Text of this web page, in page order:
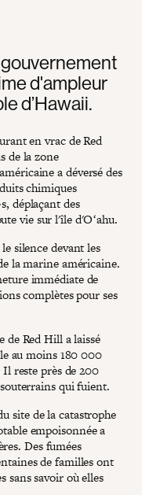
d'ampleur
d’Hawaii.
en vrac de Red
de la zone
a déversé des
chimiques
déplaçant des
vie sur l'île d'Oʻahu.
silence devant les
la marine américaine.
immédiate de
complètes pour ses
de Red Hill a laissé
au moins 180 000
reste près de 200
qui fuient.
site de la catastrophe
empoisonnée a
Des fumées
de familles ont
sans savoir où elles